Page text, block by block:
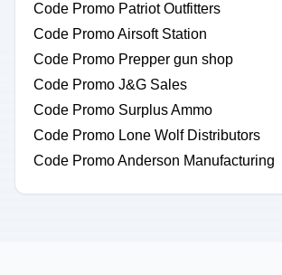
Code Promo Patriot Outfitters
Code Promo Airsoft Station
Code Promo Prepper gun shop
Code Promo J&G Sales
Code Promo Surplus Ammo
Code Promo Lone Wolf Distributors
Code Promo Anderson Manufacturing